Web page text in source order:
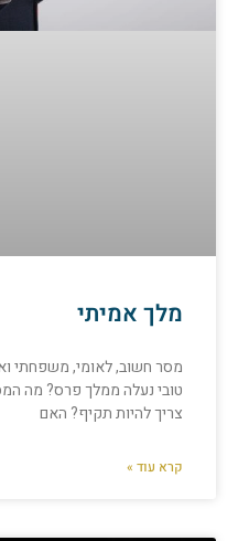
מלך אמיתי
מסר חשוב, לאומי, משפחתי
טובי נעלה ממלך פרס? מה
צריך להיות תקיף? האם
קרא עוד »